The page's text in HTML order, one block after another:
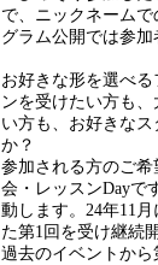
で、ニックネームで
グラム公開では参加
お好きな形を選べ
ンを受けたい方も
い方も、お好きな
か？
参加される方のご
会・レッスンDayで
動します。24年11
た第1回を受け継続
過去のイベントか